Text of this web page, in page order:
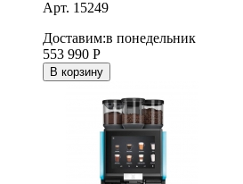
Арт. 15249
Доставим:в понедельник
553 990 Р
В корзину